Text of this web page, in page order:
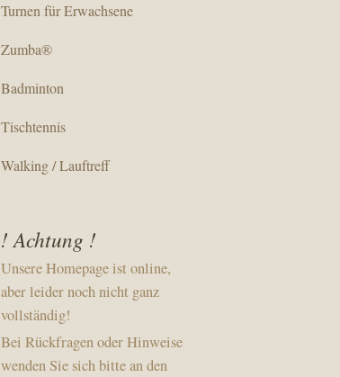
Turnen für Erwachsene
Zumba®️
Badminton
Tischtennis
Walking / Lauftreff
! Achtung !
Unsere Homepage ist online,
aber leider noch nicht ganz
vollständig!
Bei Rückfragen oder Hinweise
wenden Sie sich bitte an den